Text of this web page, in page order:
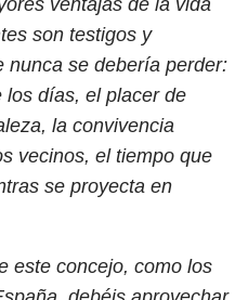
son testigos y
nunca se debería perder:
los días, el placer de
la convivencia
vecinos, el tiempo que
se proyecta en
este concejo, como los